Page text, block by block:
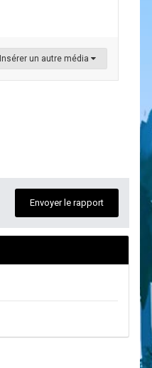
Insérer un autre média
Envoyer le rapport